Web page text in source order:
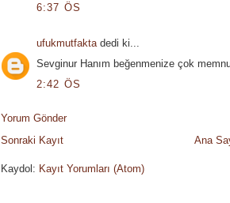
6:37 ÖS
ufukmutfaktadedi ki...
Sevginur Hanım beğenmenize çok
2:42 ÖS
Yorum Gönder
Sonraki Kayıt
Ana
Kaydol: Kayıt Yorumları (Atom)